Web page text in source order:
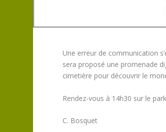
Une erreur de communication
sera proposé une promenade
cimetière pour découvrir le
Rendez-vous à 14h30 sur le
C. Bosquet